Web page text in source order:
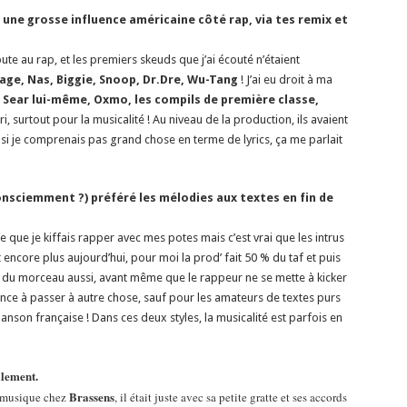
grosse influence américaine côté rap, via tes remix et
au rap, et les premiers skeuds que j’ai écouté n’étaient
Nas, Biggie, Snoop, Dr.Dre, Wu-Tang ! J’ai eu droit à ma
lui-même, Oxmo, les compils de première classe,
surtout pour la musicalité ! Au niveau de la production, ils avaient
je comprenais pas grand chose en terme de lyrics, ça me parlait
?) préféré les mélodies aux textes en fin de
que je kiffais rapper avec mes potes mais c’est vrai que les intrus
plus aujourd’hui, pour moi la prod’ fait 50 % du taf et puis
morceau aussi, avant même que le rappeur ne se mette à kicker
à passer à autre chose, sauf pour les amateurs de textes purs
française ! Dans ces deux styles, la musicalité est parfois en
chezBrassens, il était juste avec sa petite gratte et ses accords